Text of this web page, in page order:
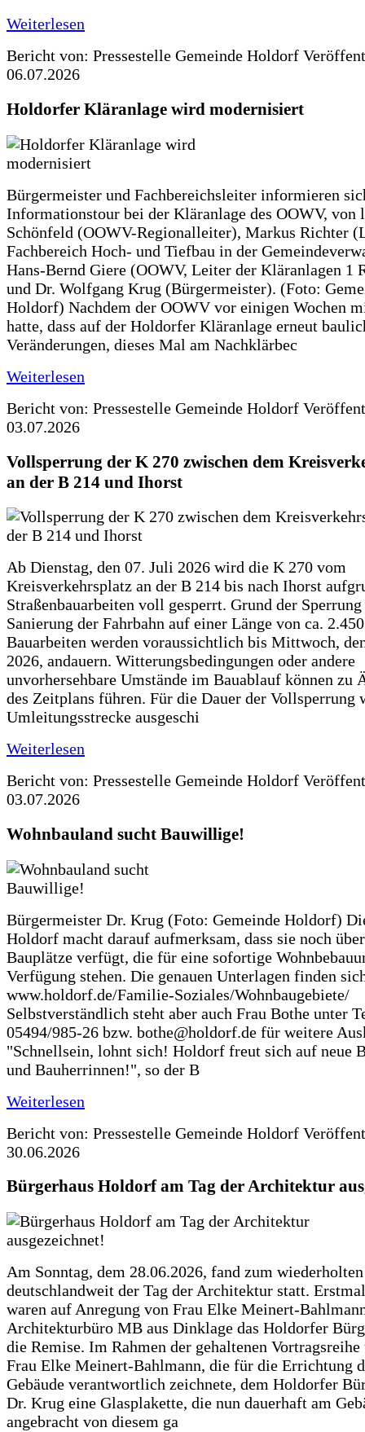
Weiterlesen
Bericht von: Pressestelle Gemeinde Holdorf
06.07.2026
Holdorfer Kläranlage wird modernisiert
Bürgermeister und Fachbereichsleiter informieren
Informationstour bei der Kläranlage des OOWV, von
Schönfeld (OOWV-Regionalleiter), Markus Richter
Fachbereich Hoch- und Tiefbau in der
Hans-Bernd Giere (OOWV, Leiter der Kläranlagen 1
und Dr. Wolfgang Krug (Bürgermeister). (Foto:
Holdorf) Nachdem der OOWV vor einigen Wochen
hatte, dass auf der Holdorfer Kläranlage erneut
Veränderungen, dieses Mal am Nachklärbec
Weiterlesen
Bericht von: Pressestelle Gemeinde Holdorf
03.07.2026
Vollsperrung der K 270 zwischen dem
an der B 214 und Ihorst
Ab Dienstag, den 07. Juli 2026 wird die K 270 vom
Kreisverkehrsplatz an der B 214 bis nach Ihorst
Straßenbauarbeiten voll gesperrt. Grund der
Sanierung der Fahrbahn auf einer Länge von ca.
Bauarbeiten werden voraussichtlich bis Mittwoch,
2026, andauern. Witterungsbedingungen oder andere
unvorhersehbare Umstände im Bauablauf können zu
des Zeitplans führen. Für die Dauer der Vollsperrung
Umleitungsstrecke ausgeschi
Weiterlesen
Bericht von: Pressestelle Gemeinde Holdorf
03.07.2026
Wohnbauland sucht Bauwillige!
Bürgermeister Dr. Krug (Foto: Gemeinde Holdorf)
Holdorf macht darauf aufmerksam, dass sie noch
Bauplätze verfügt, die für eine sofortige
Verfügung stehen. Die genauen Unterlagen finden
www.holdorf.de/Familie-Soziales/Wohnbaugebiete/
Selbstverständlich steht aber auch Frau Bothe unter
05494/985-26 bzw. bothe@holdorf.de für weitere
"Schnellsein, lohnt sich! Holdorf freut sich auf neue
und Bauherrinnen!", so der B
Weiterlesen
Bericht von: Pressestelle Gemeinde Holdorf
30.06.2026
Bürgerhaus Holdorf am Tag der Architektur
Am Sonntag, dem 28.06.2026, fand zum
deutschlandweit der Tag der Architektur statt.
waren auf Anregung von Frau Elke Meinert-
Architekturbüro MB aus Dinklage das Holdorfer
die Remise. Im Rahmen der gehaltenen
Frau Elke Meinert-Bahlmann, die für die Errichtung
Gebäude verantwortlich zeichnete, dem Holdorfer
Dr. Krug eine Glasplakette, die nun dauerhaft am
angebracht von diesem ga